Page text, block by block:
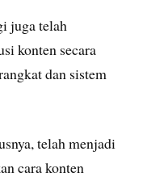
juga telah
konten secara
dan sistem
telah menjadi
cara konten